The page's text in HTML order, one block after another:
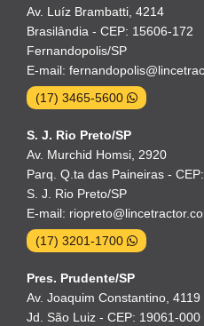
Av. Luíz Brambatti, 4214
Brasilândia - CEP: 15606-172
Fernandopolis/SP
E-mail:
(17) 3465-5600
S. J. Rio Preto/SP
Av. Murchid Homsi, 2920
Parq. Q.ta das Paineiras -
S. J. Rio Preto/SP
E-mail:
(17) 3201-1700
Pres. Prudente/SP
Av. Joaquim Constantino, 4119
Jd. São Luiz - CEP: 19061-000